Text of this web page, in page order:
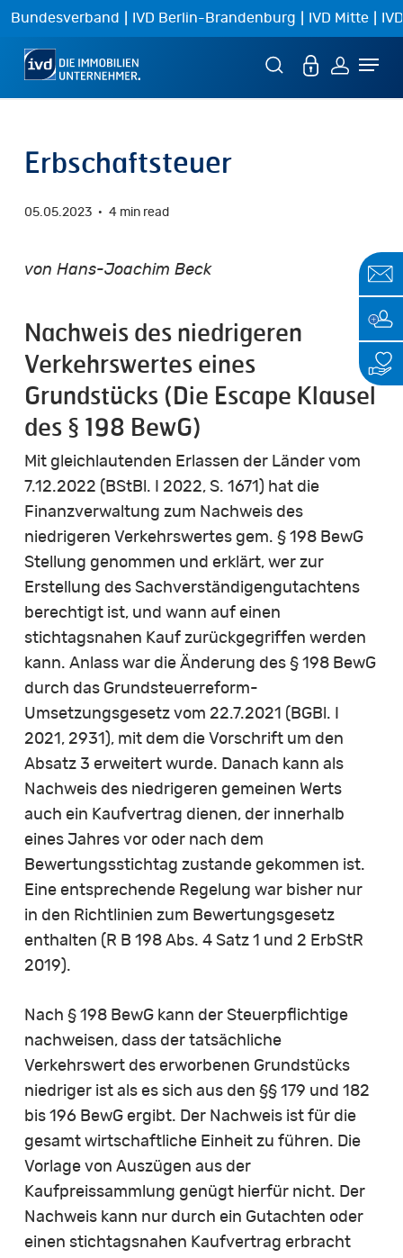
Skip
main
Bundesverband | IVD Berlin-Brandenburg | IVD Mitte |
Erbschaftsteuer
05.05.2023 4 min read
von Hans-Joachim Beck
Nachweis des niedrigeren
Verkehrswertes eines
Grundstücks (Die Escape Klausel
des § 198 BewG)
Mit gleichlautenden Erlassen der Länder vom
7.12.2022 (BStBl. I 2022, S. 1671) hat die
Finanzverwaltung zum Nachweis des
niedrigeren Verkehrswertes gem. § 198 BewG
Stellung genommen und erklärt, wer zur
Erstellung des Sachverständigengutachtens
berechtigt ist, und wann auf einen
stichtagsnahen Kauf zurückgegriffen werden
kann. Anlass war die Änderung des § 198 BewG
durch das Grundsteuerreform-
Umsetzungsgesetz vom 22.7.2021 (BGBl. I
2021, 2931), mit dem die Vorschrift um den
Absatz 3 erweitert wurde. Danach kann als
Nachweis des niedrigeren gemeinen Werts
auch ein Kaufvertrag dienen, der innerhalb
eines Jahres vor oder nach dem
Bewertungsstichtag zustande gekommen ist.
Eine entsprechende Regelung war bisher nur
in den Richtlinien zum Bewertungsgesetz
enthalten (R B 198 Abs. 4 Satz 1 und 2 ErbStR
2019).
Nach § 198 BewG kann der Steuerpflichtige
nachweisen, dass der tatsächliche
Verkehrswert des erworbenen Grundstücks
niedriger ist als es sich aus den §§ 179 und 182
bis 196 BewG ergibt. Der Nachweis ist für die
gesamt wirtschaftliche Einheit zu führen. Die
Vorlage von Auszügen aus der
Kaufpreissammlung genügt hierfür nicht. Der
Nachweis kann nur durch ein Gutachten oder
einen stichtagsnahen Kaufvertrag erbracht